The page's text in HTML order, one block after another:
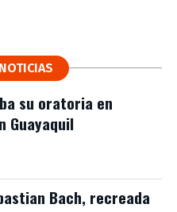
su oratoria en
Guayaquil
Bach, recreada